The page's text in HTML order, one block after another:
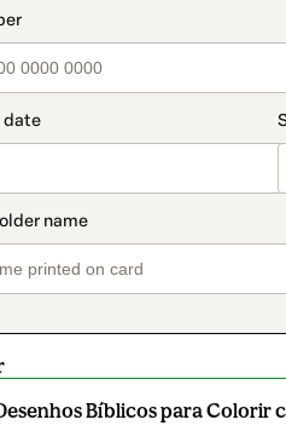
Bíblicos para Colorir